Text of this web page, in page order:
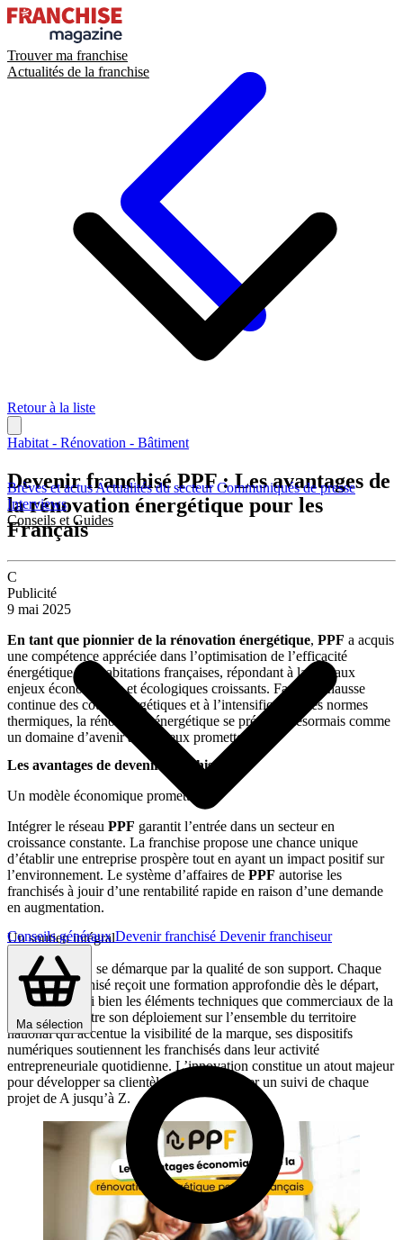
Trouver ma franchise
Actualités de la franchise
Brèves et actusActualités du secteurCommuniqués de presse
Interviews
Conseils et Guides
Conseils générauxDevenir franchisé Devenir franchiseur
Ma sélection
Retour à la liste
Habitat - Rénovation - Bâtiment
Devenir franchisé PPF : Les avantages de
la rénovation énergétique pour les
Français
C
Publicité
9 mai 2025
En tant que pionnier de la rénovation énergétique, PPF a acquis
une compétence appréciée dans l’optimisation de l’efficacité
énergétique des habitations françaises, répondant à la fois aux
enjeux économiques et écologiques croissants. Face à la hausse
continue des coûts énergétiques et à l’intensification des normes
thermiques, la rénovation énergétique se présente désormais comme
un domaine d’avenir aux enjeux prometteurs.
Les avantages de devenir franchisé PPF
Un modèle économique prometteur
Intégrer le réseau PPF garantit l’entrée dans un secteur en
croissance constante. La franchise propose une chance unique
d’établir une entreprise prospère tout en ayant un impact positif sur
l’environnement. Le système d’affaires de PPF autorise les
franchisés à jouir d’une rentabilité rapide en raison d’une demande
en augmentation.
Un soutien intégral
Le réseauPPF
se démarque par la qualité de son support. Chaque
nouveau franchisé reçoit une formation approfondie dès le départ,
englobant aussi bien les éléments techniques que commerciaux de la
profession. Outre son déploiement sur l’ensemble du territoire
national qui accentue la visibilité de la marque, ses dispositifs
numériques soutiennent les franchisés dans leur activité
entrepreneuriale quotidienne. L’innovation constitue un atout majeur
pour développer sa clientèle locale et assurer un suivi de chaque
projet de A jusqu’à Z.